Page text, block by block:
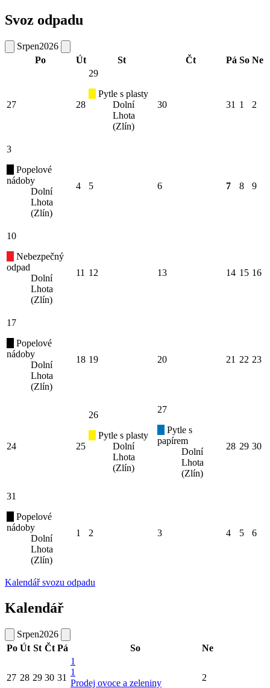
Svoz odpadu
Srpen2026
Po
Út St Čt Pá So Ne
27 28
29
Pytle s plasty
Dolní
Lhota
(Zlín)
30 31 1 2
3
Popelové
nádoby
Dolní
Lhota
(Zlín)
4 5 6 7 8 9
10
Nebezpečný
odpad
Dolní
Lhota
(Zlín)
11 12 13 14 15 16
17
Popelové
nádoby
Dolní
Lhota
(Zlín)
18 19 20 21 22 23
24 25
26
Pytle s plasty
Dolní
Lhota
(Zlín)
27
Pytle s
papírem
Dolní
Lhota
(Zlín)
28 29 30
31
Popelové
nádoby
Dolní
Lhota
(Zlín)
1 2 3 4 5 6
Kalendář svozu odpadu
Kalendář
Srpen2026
Po Út St Čt Pá So Ne
27 28 29 30 31
1
1
Prodej ovoce a zeleniny
2